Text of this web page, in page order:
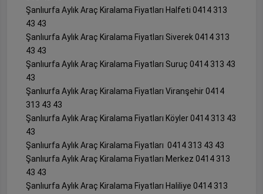
Şanlıurfa Aylık Araç Kiralama Fiyatları Halfeti 0414 313
43 43
Şanlıurfa Aylık Araç Kiralama Fiyatları Siverek 0414 313
43 43
Şanlıurfa Aylık Araç Kiralama Fiyatları Suruç 0414 313 43
43
Şanlıurfa Aylık Araç Kiralama Fiyatları Viranşehir 0414
313 43 43
Şanlıurfa Aylık Araç Kiralama Fiyatları Köyler 0414 313 43
43
Şanlıurfa Aylık Araç Kiralama Fiyatları 0414 313 43 43
Şanlıurfa Aylık Araç Kiralama Fiyatları Merkez 0414 313
43 43
Şanlıurfa Aylık Araç Kiralama Fiyatları Haliliye 0414 313